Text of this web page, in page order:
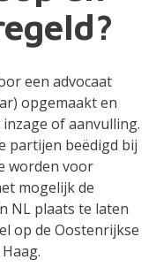
een advocaat
opgemaakt en
of aanvulling.
partijen beëdigd bij
worden voor
mogelijk de
NL plaats te laten
op de Oostenrijkse